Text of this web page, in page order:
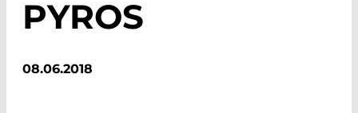
PYROS
08.06.2018